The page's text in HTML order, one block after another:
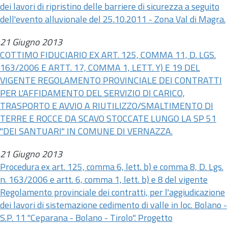
dei lavori di ripristino delle barriere di sicurezza a seguito
dell'evento alluvionale del 25.10.2011 - Zona Val di Magra.
21 Giugno 2013
COTTIMO FIDUCIARIO EX ART. 125, COMMA 11, D. LGS.
163/2006 E ARTT. 17, COMMA 1, LETT. Y) E 19 DEL
VIGENTE REGOLAMENTO PROVINCIALE DEI CONTRATTI
PER L'AFFIDAMENTO DEL SERVIZIO DI CARICO,
TRASPORTO E AVVIO A RIUTILIZZO/SMALTIMENTO DI
TERRE E ROCCE DA SCAVO STOCCATE LUNGO LA SP 51
"DEI SANTUARI" IN COMUNE DI VERNAZZA.
21 Giugno 2013
Procedura ex art. 125, comma 6, lett. b) e comma 8, D. Lgs.
n. 163/2006 e artt. 6, comma 1, lett. b) e 8 del vigente
Regolamento provinciale dei contratti, per l'aggiudicazione
dei lavori di sistemazione cedimento di valle in loc. Bolano -
S.P. 11 "Ceparana - Bolano - Tirolo". Progetto